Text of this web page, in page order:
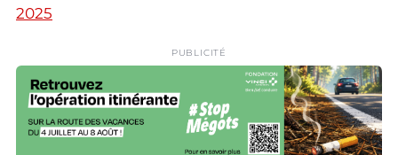
2025
PUBLICITÉ